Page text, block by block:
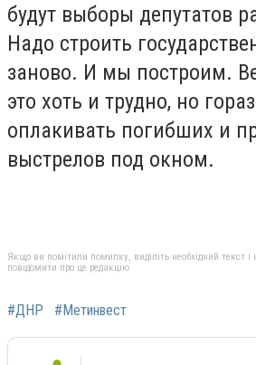
будут выборы депутатов
Надо строить
заново. И мы построим.
это хоть и трудно, но
оплакивать погибших и
выстрелов под окном.
Якщо ви помітили помилку, виділіть необхідний текст і
повідомити про це редакцію
#ДНР #Метинвест